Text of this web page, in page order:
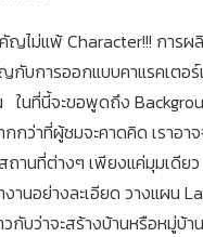
ญไม่แพ้ Character!!! การผ
บการออกแบบคาแรคเตอร์
ในที่นี้จะขอพูดถึง
กว่าที่ผู้ชมจะคาดคิด เราอา
านที่ต่างๆ เพียงแค่มุมเดียว
านอย่างละเอียด วางแผน
กับว่าจะสร้างบ้านหรือหมู่บ้